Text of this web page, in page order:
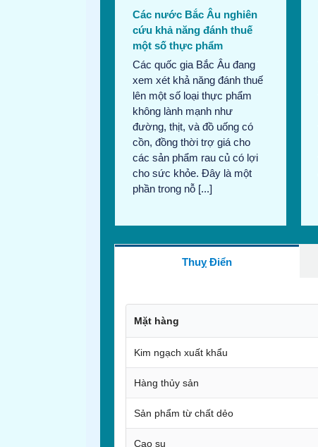
Các nước Bắc Âu nghiên
cứu khả năng đánh thuế
một số thực phẩm
Các quốc gia Bắc Âu đang
xem xét khả năng đánh thuế
lên một số loại thực phẩm
không lành mạnh như
đường, thịt, và đồ uống có
cồn, đồng thời trợ giá cho
các sản phẩm rau củ có lợi
cho sức khỏe. Đây là một
phần trong nỗ [...]
Thuỵ Điển
Mặt hàng
Kim ngạch xuất khẩu
Hàng thủy sản
Sản phẩm từ chất dẻo
Cao su